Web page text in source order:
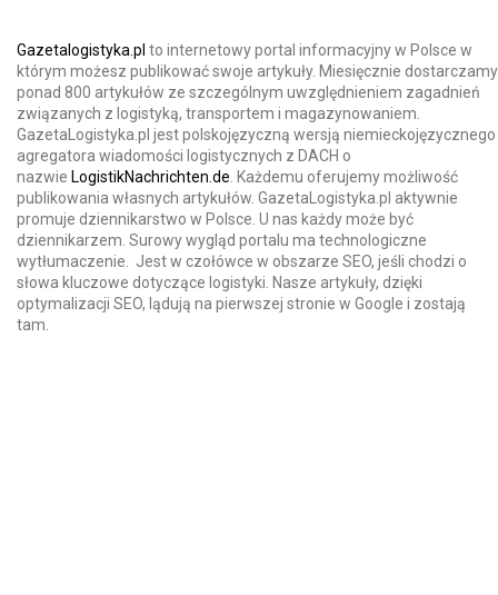
Gazetalogistyka.pl to internetowy portal informacyjny w Polsce w
którym możesz publikować swoje artykuły. Miesięcznie dostarczamy
ponad 800 artykułów ze szczególnym uwzględnieniem zagadnień
związanych z logistyką, transportem i magazynowaniem.
GazetaLogistyka.pl jest polskojęzyczną wersją niemieckojęzycznego
agregatora wiadomości logistycznych z DACH o
nazwie LogistikNachrichten.de. Każdemu oferujemy możliwość
publikowania własnych artykułów. GazetaLogistyka.pl aktywnie
promuje dziennikarstwo w Polsce. U nas każdy może być
dziennikarzem. Surowy wygląd portalu ma technologiczne
wytłumaczenie. Jest w czołówce w obszarze SEO, jeśli chodzi o
słowa kluczowe dotyczące logistyki. Nasze artykuły, dzięki
optymalizacji SEO, lądują na pierwszej stronie w Google i zostają
tam.